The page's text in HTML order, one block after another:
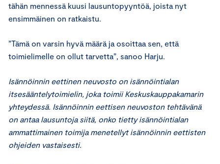
tähän mennessä kuusi lausuntopyyntöä, joista nyt
ensimmäinen on ratkaistu.
”Tämä on varsin hyvä määrä ja osoittaa sen, että
toimielimelle on ollut tarvetta”, sanoo Harju.
Isännöinnin eettinen neuvosto on isännöintialan
itsesääntelytoimielin, joka toimii Keskuskauppakamarin
yhteydessä. Isännöinnin eettisen neuvoston tehtävänä
on antaa lausuntoja siitä, onko tietty isännöintialan
ammattimainen toimija menetellyt isännöinnin eettisten
ohjeiden vastaisesti.